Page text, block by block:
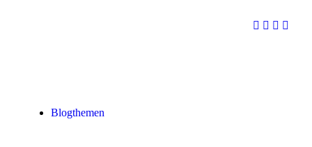
Blogthemen